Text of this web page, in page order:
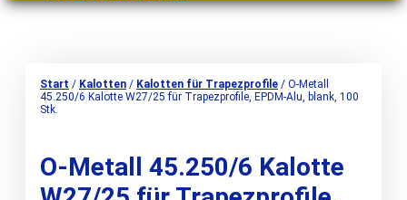
Start / Kalotten / Kalotten für Trapezprofile / O-Metall
45.250/6 Kalotte W27/25 für Trapezprofile, EPDM-Alu, blank, 100
Stk.
O-Metall 45.250/6 Kalotte